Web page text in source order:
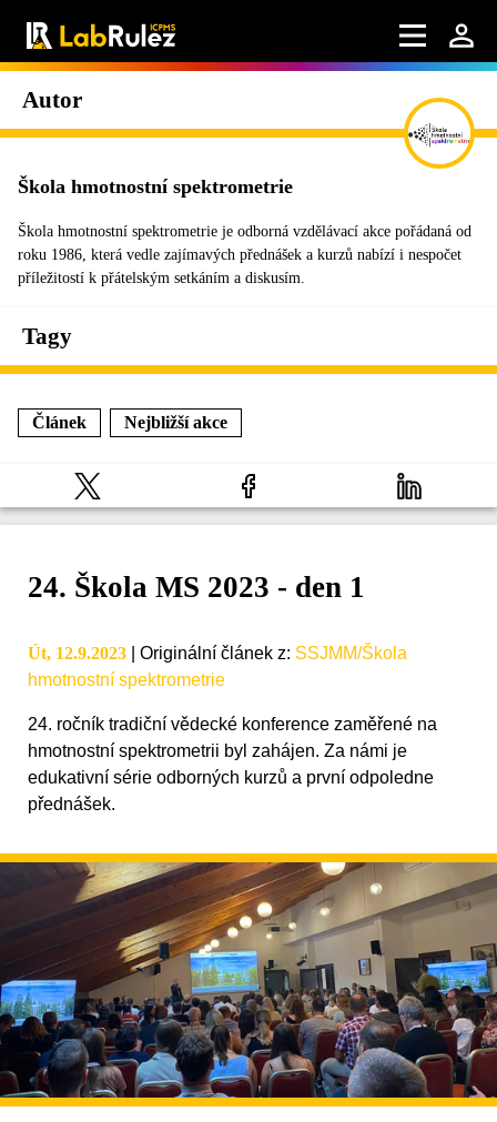
Autor
Škola hmotnostní spektrometrie
Škola hmotnostní spektrometrie je odborná vzdělávací akce pořádaná od
roku 1986, která vedle zajímavých přednášek a kurzů nabízí i nespočet
příležitostí k přátelským setkáním a diskusím.
Tagy
Článek Nejbližší akce
24. Škola MS 2023 - den 1
Út, 12.9.2023 Originální článek z: SSJMM/Škola
hmotnostní spektrometrie
24. ročník tradiční vědecké konference zaměřené na
hmotnostní spektrometrii byl zahájen. Za námi je
edukativní série odborných kurzů a první odpoledne
přednášek.